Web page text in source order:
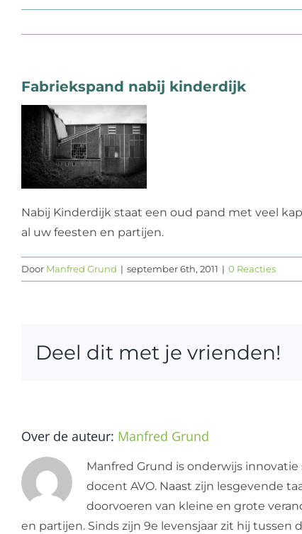
Fabriekspand nabij kinderdijk
Nabij Kinderdijk staat een oud pand met veel
al uw feesten en partijen.
Door Manfred Grund | september 6th, 2011 | 0 Reacties
Deel dit met je vrienden!
Over de auteur: Manfred Grund
Manfred Grund is onderwijs
docent AVO. Naast zijn lesgevende
doorvoeren van kleine en grote
en partijen. Sinds zijn 9e levensjaar zit hij